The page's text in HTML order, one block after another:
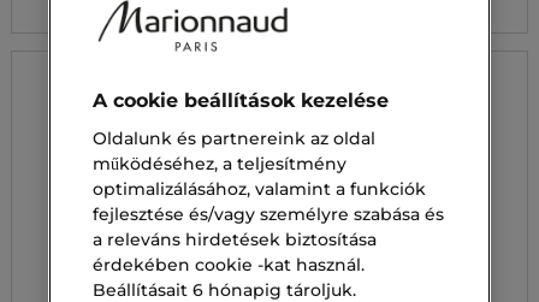
A cookie beállítások kezelése
Oldalunk és partnereink az oldal
működéséhez, a teljesítmény
optimalizálásához, valamint a funkciók
fejlesztése és/vagy személyre szabása és
a releváns hirdetések biztosítása
érdekében cookie -kat használ.
Beállításait 6 hónapig tároljuk.